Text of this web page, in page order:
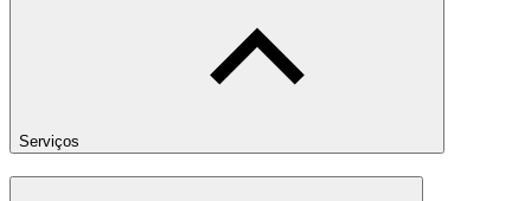
Serviços